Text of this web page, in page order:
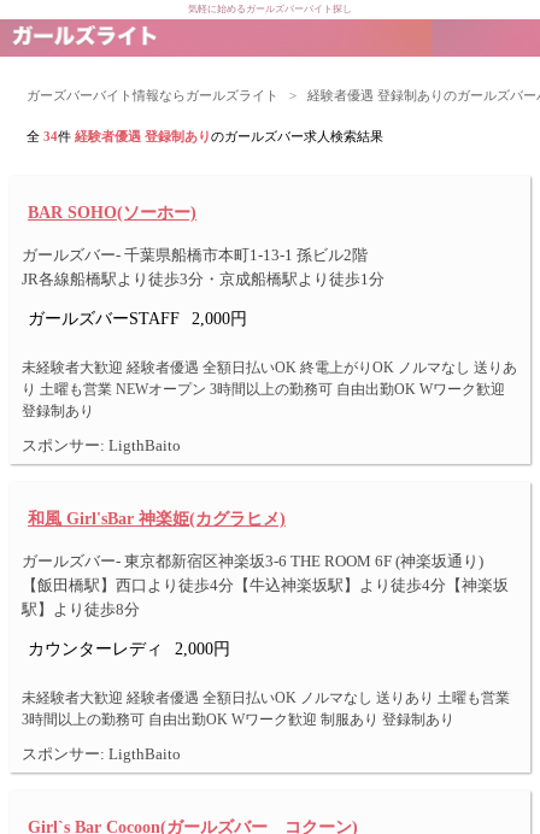
気軽に始めるガールズバーバイト探し
ガーズバーバイト情報ならガールズライト > 経験者優遇 登録制ありのガールズバ
全34件経験者優遇 登録制ありのガールズバー求人検索結果
BAR SOHO(ソーホー)
ガールズバー- 千葉県船橋市本町1-13-1 孫ビル2階
JR各線船橋駅より徒歩3分・京成船橋駅より徒歩1分
ガールズバーSTAFF 2,000円
未経験者大歓迎 経験者優遇 全額日払いOK 終電上がりOK ノルマなし 送りあ
り 土曜も営業 NEWオープン 3時間以上の勤務可 自由出勤OK Wワーク歓迎
登録制あり
スポンサー: LigthBaito
和風 Girl'sBar 神楽姫(カグラヒメ)
ガールズバー- 東京都新宿区神楽坂3-6 THE ROOM 6F (神楽坂通り)
【飯田橋駅】西口より徒歩4分【牛込神楽坂駅】より徒歩4分【神楽坂
駅】より徒歩8分
カウンターレディ 2,000円
未経験者大歓迎 経験者優遇 全額日払いOK ノルマなし 送りあり 土曜も営業
3時間以上の勤務可 自由出勤OK Wワーク歓迎 制服あり 登録制あり
スポンサー: LigthBaito
Girl`s Bar Cocoon(ガールズバー コクーン)